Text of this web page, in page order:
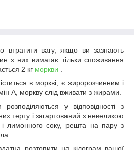
втратити вагу, якщо ви зазнають
з них вимагає тільки споживання
2 кг моркви
в моркві, є жиророзчинним і
А, моркву слід вживати з жирами.
у відповідності з
терту і загартований з невеликою
і лимонного соку, решта на пару з